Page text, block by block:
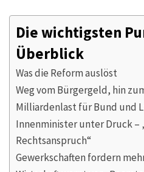
Die wichtigsten
Überblick
Was die Reform auslöst
Weg vom Bürgergeld, hin
Milliardenlast für Bund und
Innenminister unter Druck –
Rechtsanspruch“
Gewerkschaften fordern